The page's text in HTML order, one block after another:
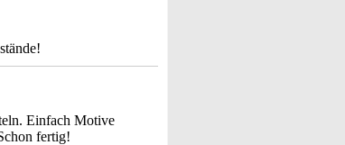
Einfach Motive
fertig!